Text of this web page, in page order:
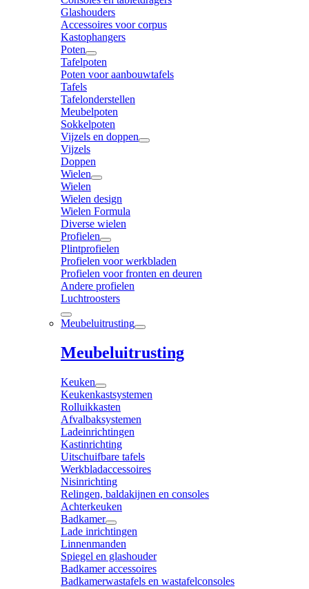
Glashouders
Accessoires voor corpus
Kastophangers
Poten
Tafelpoten
Poten voor aanbouwtafels
Tafels
Tafelonderstellen
Meubelpoten
Sokkelpoten
Vijzels en doppen
Vijzels
Doppen
Wielen
Wielen
Wielen design
Wielen Formula
Diverse wielen
Profielen
Plintprofielen
Profielen voor werkbladen
Profielen voor fronten en deuren
Andere profielen
Luchtroosters
Meubeluitrusting
Meubeluitrusting
Keuken
Keukenkastsystemen
Rolluikkasten
Afvalbaksystemen
Ladeinrichtingen
Kastinrichting
Uitschuifbare tafels
Werkbladaccessoires
Nisinrichting
Relingen, baldakijnen en consoles
Achterkeuken
Badkamer
Lade inrichtingen
Linnenmanden
Spiegel en glashouder
Badkamer accessoires
Badkamerwastafels en wastafelconsoles